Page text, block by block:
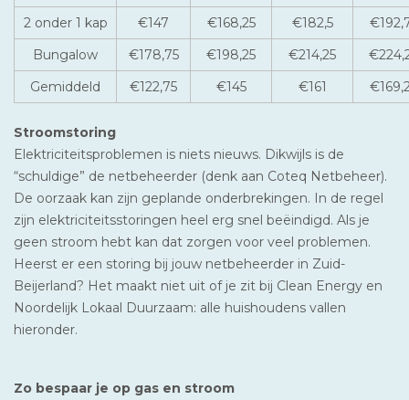
2 onder 1 kap
€147 €168,25 €182,5
Bungalow
€178,75 €198,25 €214,25
Gemiddeld
€122,75 €145 €161
Stroomstoring
Elektriciteitsproblemen is niets nieuws. Dikwijls is de
“schuldige” de netbeheerder (denk aan Coteq Netbeheer).
De oorzaak kan zijn geplande onderbrekingen. In de regel
zijn elektriciteitsstoringen heel erg snel beëindigd. Als je
geen stroom hebt kan dat zorgen voor veel problemen.
Heerst er een storing bij jouw netbeheerder in Zuid-
Beijerland? Het maakt niet uit of je zit bij Clean Energy en
Noordelijk Lokaal Duurzaam: alle huishoudens vallen
hieronder.
Zo bespaar je op gas en stroom